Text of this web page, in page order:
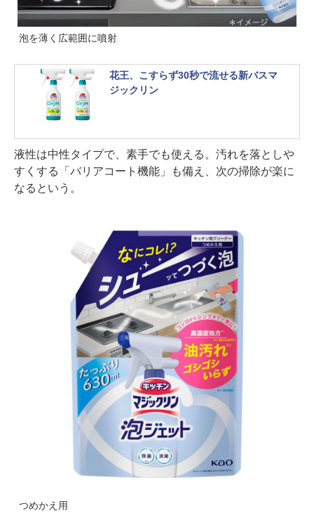
泡を薄く広範囲に噴射
花王、こすらず30秒で流せる新バスマ
ジックリン
液性は中性タイプで、素手でも使える。汚れを落としや
すくする「バリアコート機能」も備え、次の掃除が楽に
なるという。
つめかえ用